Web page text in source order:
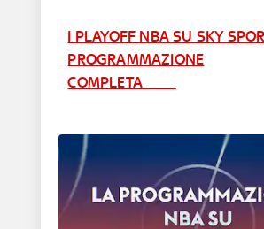
I PLAYOFF NBA SU SKY
PROGRAMMAZIONE
COMPLETA